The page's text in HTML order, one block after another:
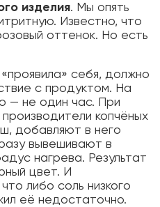
изделия. Мы опять
Известно, что
оттенок. Но есть
себя, должно
с продуктом. На
— не один час. При
копчёных
добавляют в него
вывешивают в
нагрева. Результат
цвет. И
либо соль низкого
её недостаточно.